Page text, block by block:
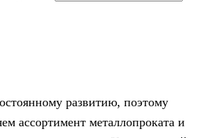
развитию, поэтому
ассортимент металлопроката и